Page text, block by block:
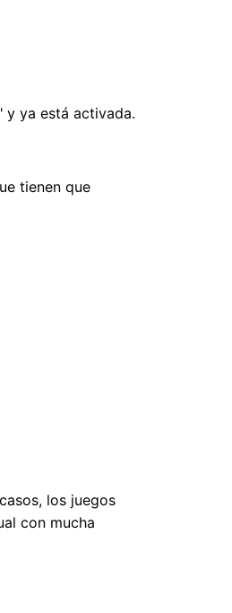
y ya está activada.
tienen que
los juegos
con mucha